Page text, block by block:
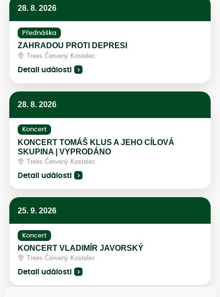
28. 8. 2026
Přednáška
ZAHRADOU PROTI DEPRESI
Trees Červený Kostelec
Detail události
28. 8. 2026
Koncert
KONCERT TOMÁŠ KLUS A JEHO CÍLOVÁ
SKUPINA | VYPRODÁNO
Trees Červený Kostelec
Detail události
25. 9. 2026
Koncert
KONCERT VLADIMÍR JAVORSKÝ
Trees Červený Kostelec
Detail události